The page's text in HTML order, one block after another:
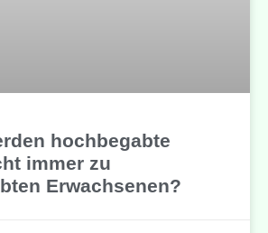
hochbegabte
immer zu
Erwachsenen?